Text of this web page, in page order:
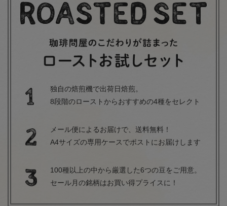
独自の焙煎機で出荷日焙煎。
8段階のローストからおすすめの4種をセレクト
メール便によるお届けで、送料無料！
A4サイズの専用ケースでポストにお届けします
100種以上の中から厳選した6つの豆をご用意。
セール月の銘柄はお買い得プライスに！